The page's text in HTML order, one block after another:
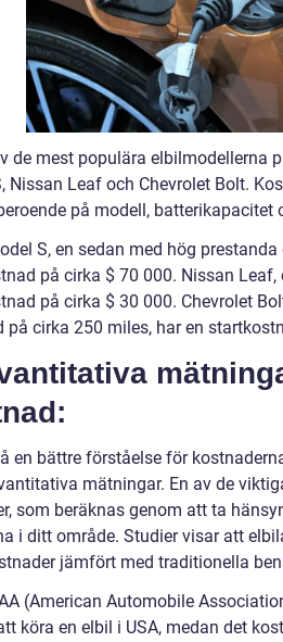
de mest populära elbilmodellerna
Nissan Leaf och Chevrolet Bolt.
på modell, batterikapacitet
S, en sedan med hög
på cirka $ 70 000. Nissan Leaf,
på cirka $ 30 000. Chevrolet
på cirka 250 miles, har en
en bättre förståelse för
mätningar. En av de
som beräknas genom att ta
i ditt område. Studier visar att
jämfört med traditionella
(American Automobile
köra en elbil i USA, medan det